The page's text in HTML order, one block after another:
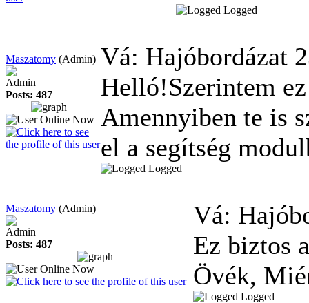
Logged
Maszatomy (Admin)
Admin
Posts: 487
Vá: Hajóbordázat
Helló!Szerintem
Amennyiben te is
el a segítség
Logged
Maszatomy (Admin)
Admin
Posts: 487
Vá:
Ez biztos
Övék,
Logged